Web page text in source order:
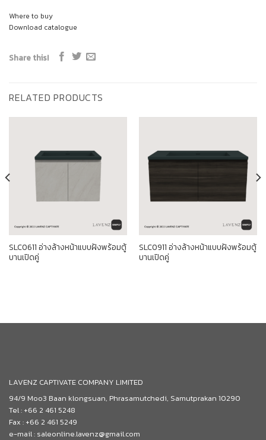
Where to buy
Download catalogue
Share this!
RELATED PRODUCTS
SLC0611 อ่างล้างหน้าแบบฝังพร้อมตู้
บานเปิดคู่
SLC0911 อ่างล้างหน้าแบบฝังพร้อมตู้
บานเปิดคู่
LAVENZ CAPTIVATE COMPANY LIMITED
94/9 Moo3 Baan klongsuan, Phrasamutchedi, Samutprakan 10290
Tel : +66 2 461 5248
Fax : +66 2 461 5249
e-mail : saleonline.lavenz@gmail.com